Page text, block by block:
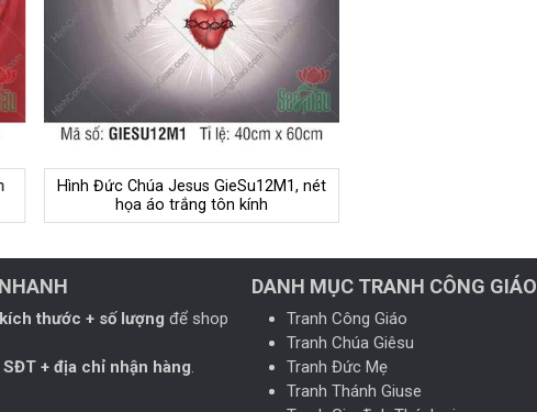
Hình Đức Chúa Jesus GieSu12M1, nét
họa áo trắng tôn kính
thước + số lượng để shop
+ địa chỉ nhận hàng.
DANH MỤC TRANH CÔNG GIÁO
Tranh Công Giáo
Tranh Chúa Giêsu
Tranh Đức Mẹ
Tranh Thánh Giuse